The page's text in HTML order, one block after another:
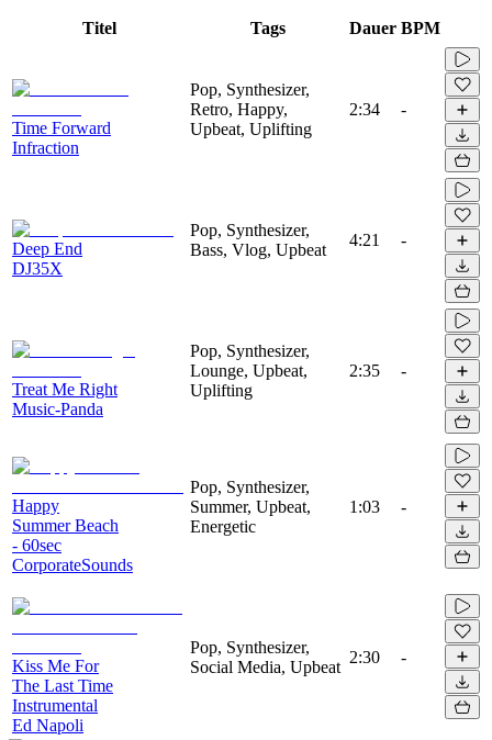
Titel Tags Dauer BPM
Time Forward
Infraction
Pop, Synthesizer,
Retro, Happy,
Upbeat, Uplifting
2:34 -
Deep End
DJ35X
Pop, Synthesizer,
Bass, Vlog, Upbeat
4:21 -
Treat Me Right
Music-Panda
Pop, Synthesizer,
Lounge, Upbeat,
Uplifting
2:35 -
Happy
Summer Beach
- 60sec
CorporateSounds
Pop, Synthesizer,
Summer, Upbeat,
Energetic
1:03 -
Kiss Me For
The Last Time
Instrumental
Ed Napoli
Pop, Synthesizer,
Social Media, Upbeat
2:30 -